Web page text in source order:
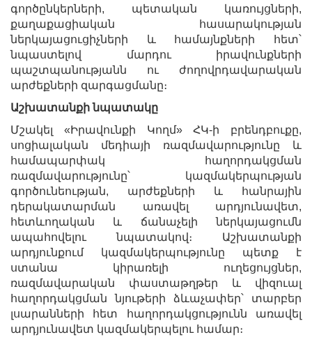
գործընկերների, պետական կառույցների,
քաղաքացիական հասարակության
ներկայացուցիչների և համայնքների հետ՝
նպաստելով մարդու իրավունքների
պաշտպանությանն ու ժողովրդավարական
արժեքների զարգացմանը։
Աշխատանքի նպատակը
Մշակել «Իրավունքի Կողմ» ՀԿ-ի բրենդբուքը,
սոցիալական մեդիայի ռազմավարությունը և
համապարփակ հաղորդակցման
ռազմավարությունը՝ կազմակերպության
գործունեության, արժեքների և հանրային
դերակատարման առավել արդյունավետ,
հետևողական և ճանաչելի ներկայացումն
ապահովելու նպատակով։ Աշխատանքի
արդյունքում կազմակերպությունը պետք է
ստանա կիրառելի ուղեցույցներ,
ռազմավարական փաստաթղթեր և վիզուալ
հաղորդակցման նյութերի ձևաչափեր՝ տարբեր
լսարանների հետ հաղորդակցությունն առավել
արդյունավետ կազմակերպելու համար։